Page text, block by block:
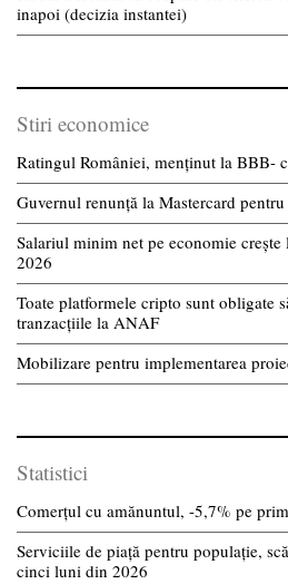
inapoi (decizia instantei)
Stiri economice
Ratingul României, menținut la BBB-
Guvernul renunță la Mastercard
Salariul minim net pe economie
2026
Toate platformele cripto sunt obligate
tranzacțiile la ANAF
Mobilizare pentru implementarea
Statistici
Comerțul cu amănuntul, -5,7% pe
Serviciile de piață pentru populație,
cinci luni din 2026